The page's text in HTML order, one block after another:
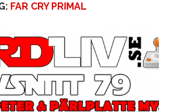
FAR CRY PRIMAL